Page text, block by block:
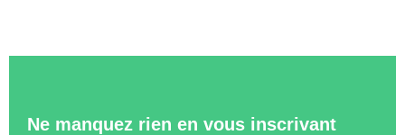
Ne manquez rien en vous inscrivant